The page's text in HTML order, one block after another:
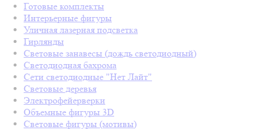
Готовые комплекты
Интерьерные фигуры
Уличная лазерная подсветка
Гирлянды
Световые занавесы (дождь светодиодный)
Светодиодная бахрома
Сети светодиодные "Нет Лайт"
Световые деревья
Электрофейерверки
Объемные фигуры 3D
Световые фигуры (мотивы)